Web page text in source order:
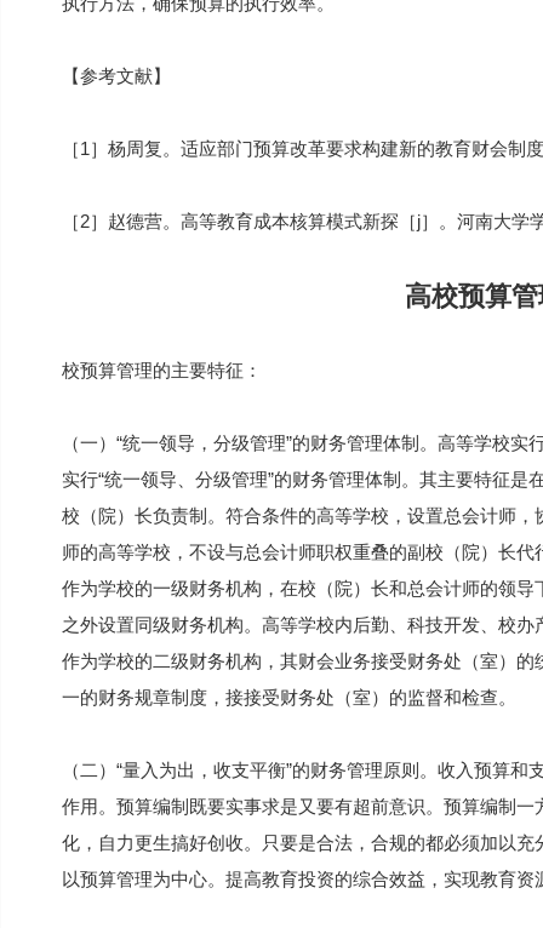
【参考文献】
［1］杨周复。适应部门预算改革要求构建新的教育财会制
［2］赵德营。高等教育成本核算模式新探［j］。河南大学
高校预算
校预算管理的主要特征：
（一）“统一领导，分级管理”的财务管理体制。高等学校
实行“统一领导、分级管理”的财务管理体制。其主要特征
校（院）长负责制。符合条件的高等学校，设置总会计师
师的高等学校，不设与总会计师职权重叠的副校（院）长
作为学校的一级财务机构，在校（院）长和总会计师的领
之外设置同级财务机构。高等学校内后勤、科技开发、校
作为学校的二级财务机构，其财会业务接受财务处（室）
一的财务规章制度，接接受财务处（室）的监督和检查。
（二）“量入为出，收支平衡”的财务管理原则。收入预算
作用。预算编制既要实事求是又要有超前意识。预算编制
化，自力更生搞好创收。只要是合法，合规的都必须加以
以预算管理为中心。提高教育投资的综合效益，实现教育